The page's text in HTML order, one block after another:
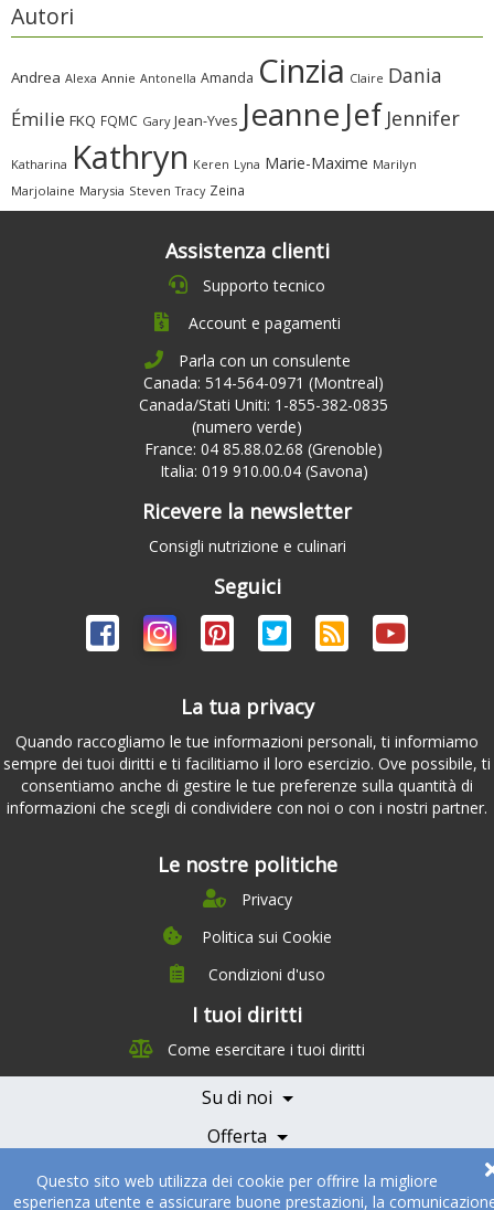
Autori
Andrea Alexa Annie Antonella Amanda Cinzia Claire Dania
Émilie FKQ FQMC Gary Jean-Yves Jeanne Jef Jennifer
Katharina Kathryn Keren Lyna Marie-Maxime Marilyn
Marjolaine Marysia Steven Tracy Zeina
Questo sito web utilizza dei cookie per offrire la migliore
esperienza utente e assicurare buone prestazioni, la
Assistenza clienti
Supporto tecnico
Account e pagamenti
Parla con un consulente
Canada: 514-564-0971 (Montreal)
Canada/Stati Uniti: 1-855-382-0835
(numero verde)
France: 04 85.88.02.68 (Grenoble)
Italia: 019 910.00.04 (Savona)
Ricevere la newsletter
Consigli nutrizione e culinari
Seguici
La tua privacy
Quando raccogliamo le tue informazioni personali, ti informiamo
sempre dei tuoi diritti e ti facilitiamo il loro esercizio. Ove possibile, ti
consentiamo anche di gestire le tue preferenze sulla quantità di
informazioni che scegli di condividere con noi o con i nostri partner.
Le nostre politiche
Privacy
Politica sui Cookie
Condizioni d'uso
I tuoi diritti
Come esercitare i tuoi diritti
Su di noi
Management Team
Team Nutrizione
Offerta
Testimonials
Servizi e Tariffe
Partner
Medici e Professionisti